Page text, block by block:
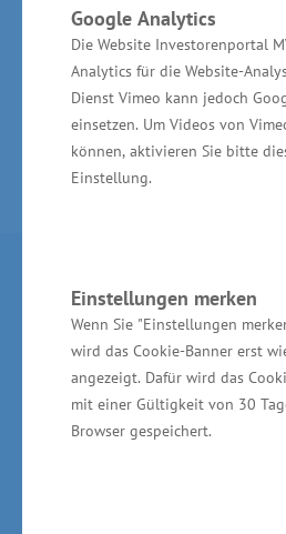
Google Analytics
Die Website Investorenportal
Analytics für die Website-
Dienst Vimeo kann jedoch
einsetzen. Um Videos von
können, aktivieren Sie bitte
Einstellung.
Einstellungen merken
Wenn Sie "Einstellungen
wird das Cookie-Banner erst
angezeigt. Dafür wird das
mit einer Gültigkeit von 30
Browser gespeichert.
wollen weiter in Bansin
wünsche Ihnen auch dafür
Partner im Land
Ministerium für Wirtschaft,
Tourismus und Arbeit
Invest in MV -
Landes MV